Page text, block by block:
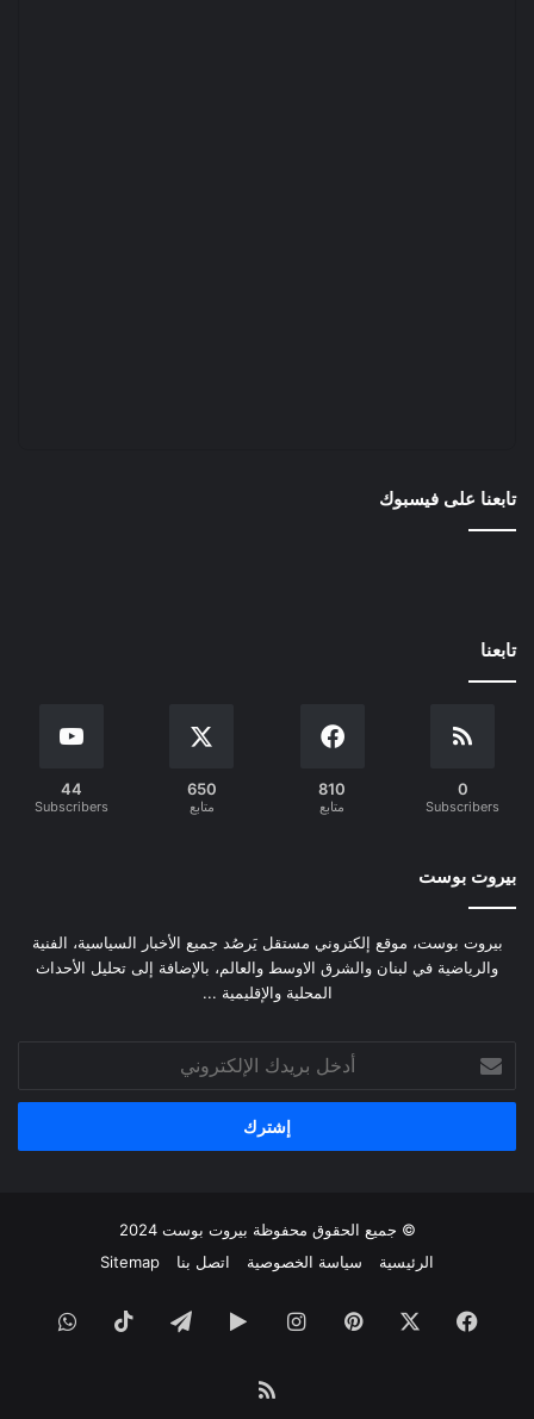
تابعنا على فيسبوك
تابعنا
0
Subscribers
810
متابع
650
متابع
44
Subscribers
بيروت بوست
بيروت بوست، موقع إلكتروني مستقل يَرصُد جميع الأخبار السياسية، الفنية
والرياضية في لبنان والشرق الاوسط والعالم، بالإضافة إلى تحليل الأحداث
المحلية والإقليمية ...
بريدك
الإلكتروني
© جميع الحقوق محفوظة بيروت بوست 2024
الرئيسية
سياسة الخصوصية اتصل بنا Sitemap
فيسبوك بينتيريستانستقرام‏Googleتيلقرام ‫TikTok
ملخص